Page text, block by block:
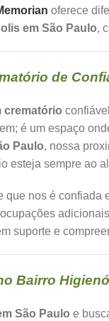
oferece
em São Paulo,
de
crematório
é um espaço
Paulo, nossa
esteja sempre ao
nos é
suporte e
Bairro
São Paulo e